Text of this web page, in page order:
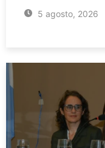
5 agosto, 2026